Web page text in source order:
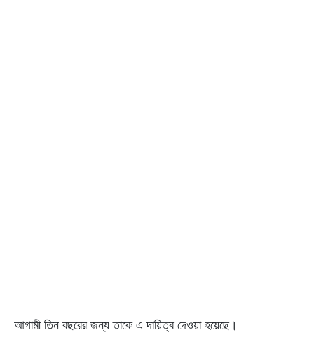
আগামী তিন বছরের জন্য তাকে এ দায়িত্ব দেওয়া হয়েছে।